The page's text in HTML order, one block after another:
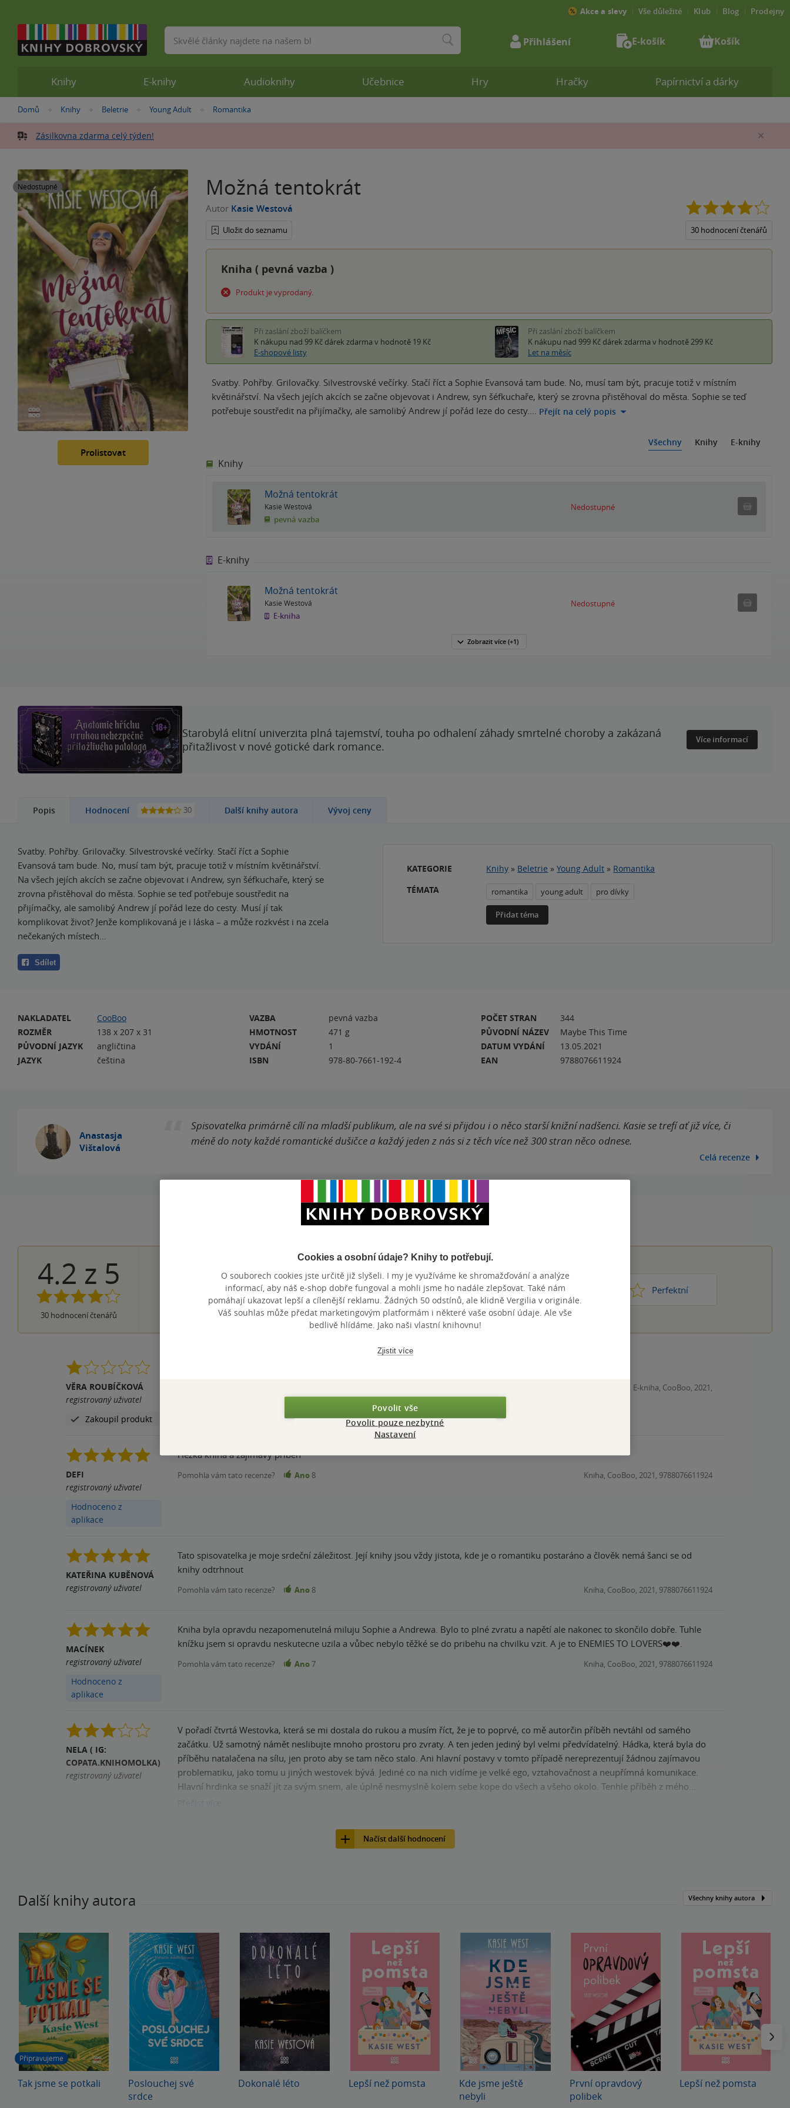
Nacházíte
zde:
Domů »
Knihy »
Beletrie »
Young Adult »
Romantika
Zásilkovna zdarma celý týden!
Nedostupné
Prolistovat
Možná tentokrát
Autor Kasie Westová
Uložit do seznamu 30 hodnocení čtenářů
Kniha ( pevná vazba )
Produkt je vyprodaný.
Při zaslání zboží balíčkem
K nákupu nad 99 Kč dárek zdarma v hodnotě 19 Kč
E-shopové listy
Při zaslání zboží balíčkem
K nákupu nad 999 Kč dárek zdarma v hodnotě 299 Kč
Let na měsíc
Svatby. Pohřby. Grilovačky. Silvestrovské večírky. Stačí říct a Sophie Evansová tam bude. No, musí tam být, pracuje totiž v místním
květinářství. Na všech jejích akcích se začne objevovat i Andrew, syn šéfkuchaře, který se zrovna přistěhoval do města. Sophie se teď
potřebuje soustředit na přijímačky, ale samolibý Andrew jí pořád leze do cesty.… Přejít na celý popis
Všechny Knihy E-knihy
Knihy
Možná tentokrát
Kasie Westová
pevná vazba
Nedostupné
E-knihy
Možná tentokrát
Kasie Westová
E-kniha
Nedostupné Nedostupné
Zobrazit více (+1)
Starobylá elitní univerzita plná tajemství, touha po odhalení záhady smrtelné choroby a zakázaná
přitažlivost v nové gotické dark romance.
Více informací
Popis Hodnocení 30 Další knihy autora Vývoj ceny
Svatby. Pohřby. Grilovačky. Silvestrovské večírky. Stačí říct a Sophie
Evansová tam bude. No, musí tam být, pracuje totiž v místním květinářství.
Na všech jejích akcích se začne objevovat i Andrew, syn šéfkuchaře, který se
zrovna přistěhoval do města. Sophie se teď potřebuje soustředit na
přijímačky, ale samolibý Andrew jí pořád leze do cesty. Musí jí tak
komplikovat život? Jenže komplikovaná je i láska – a může rozkvést i na zcela
nečekaných místech…
Sdílet
KATEGORIE Knihy » Beletrie »Young Adult » Romantika
TÉMATA
romantika young adult pro dívky
Přidat téma
NAKLADATEL
CooBoo
ROZMĚR
138 x 207 x 31
PŮVODNÍ JAZYK
angličtina
JAZYK
čeština
VAZBA
pevná vazba
HMOTNOST
471 g
VYDÁNÍ
1
ISBN
978-80-7661-192-4
POČET STRAN
344
PŮVODNÍ NÁZEV
Maybe This Time
DATUM VYDÁNÍ
13.05.2021
EAN
9788076611924
Anastasja
Vištalová
Spisovatelka primárně cílí na mladší publikum, ale na své si přijdou i o něco starší knižní nadšenci. Kasie se trefí ať již více, či
méně do noty každé romantické dušičce a každý jeden z nás si z těch více než 300 stran něco odnese.
Celá recenze
Hodnocení a recenze čtenářů
4.2 z 5
30hodnocení čtenářů
4 hvězdičky
3 hvězdičky
2 hvězdičky
1 hvezdička
PŘIDEJTE SVÉ HODNOCENÍ KNIHY
Hodnocení našich knihkupců: 4.0 z 5 Nic moc Perfektní
VĚRA ROUBÍČKOVÁ
registrovaný uživatel
Zakoupil produkt
E-kniha, CooBoo, 2021,
DEFI
registrovaný uživatel
Hodnoceno z
aplikace
Hezká kniha a zajímavý příběh
Pomohla vám tato recenze? Ano 8 Kniha, CooBoo, 2021, 9788076611924
KATEŘINA KUBĚNOVÁ
registrovaný uživatel
Tato spisovatelka je moje srdeční záležitost. Její knihy jsou vždy jistota, kde je o romantiku postaráno a člověk nemá šanci se od
knihy odtrhnout
Pomohla vám tato recenze? Ano 8 Kniha, CooBoo, 2021, 9788076611924
MACÍNEK
registrovaný uživatel
Hodnoceno z
aplikace
Kniha byla opravdu nezapomenutelná miluju Sophie a Andrewa. Bylo to plné zvratu a napětí ale nakonec to skončilo dobře. Tuhle
knížku jsem si opravdu neskutecne uzila a vůbec nebylo těžké se do pribehu na chvilku vzit. A je to ENEMIES TO LOVERS❤️❤️.
Pomohla vám tato recenze? Ano7 Kniha, CooBoo, 2021, 9788076611924
NELA ( IG:
COPATA.KNIHOMOLKA)
registrovaný uživatel
V pořadí čtvrtá Westovka, která se mi dostala do rukou a musím říct, že je to poprvé, co mě autorčin příběh nevtáhl od samého
začátku. Už samotný námět neslibujte mnoho prostoru pro zvraty. A ten jeden jediný byl velmi předvídatelný. Hádka, která byla do
příběhu natalačena na sílu, jen proto aby se tam něco stalo. Ani hlavní postavy v tomto případě nereprezentují žádnou zajímavou
problematiku, jako tomu u jiných westovek bývá. Jediné co na nich vidíme je velké ego, vztahovačnost a neupřímná komunikace.
Hlavní hrdinka se snaží jít za svým snem, ale úplně nesmyslně kolem sebe kope do všech a všeho okolo. Tenhle příběh z mého
pohledu nemůže nabídnout čtenářům tolik, co jiné autorčiny knihy. Co se mi na příběhu líbilo bylo prostředí a také představování
a přečetla jsem ho během jednoho dne. Autorčiny knihy jsou stále jednohubkou. Moc ráda se k nim vracím, ale v tomto příběhu
nevidím žádnou přidanou hodnotu nebo originalitu. Tohle je za mě první westovka, kterou nedoporučím. Jiné autorčiny příběhy
Přečíst
Načíst další hodnocení
Další knihy autora Všechny knihy autora
Připravujeme
Tak jsme se potkali
Poslouchej své
srdce
Dokonalé léto Lepší než pomsta
Kde jsme ještě
nebyli
První opravdový
polibek
Lepší než pomsta
Knihy E-knihy Audioknihy Učebnice Hry Hračky Papírnictví a dárky
Akce a slevy Vše důležité Klub Blog Prodejny
Vyhledávání Přihlášení E-košík Košík
Cookies a osobní údaje? Knihy to potřebují.
O souborech cookies jste určitě již slyšeli. I my je využíváme ke shromažďování a analýze
informací, aby náš e-shop dobře fungoval a mohli jsme ho nadále zlepšovat. Také nám
pomáhají ukazovat lepší a cílenější reklamu. Žádných 50 odstínů, ale klidně Vergilia v originále.
Váš souhlas může předat marketingovým platformám i některé vaše osobní údaje. Ale vše
bedlivě hlídáme. Jako naši vlastní knihovnu!
Zjistit více
Povolit vše
Povolit pouze nezbytné
Nastavení